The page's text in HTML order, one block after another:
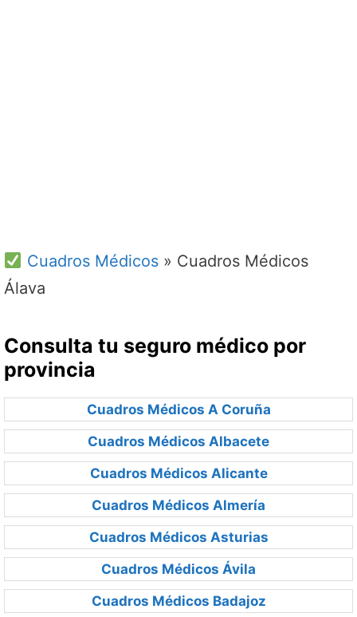
Cuadros Médicos» Cuadros Médicos
Álava
Consulta tu seguro médico por
provincia
Cuadros Médicos A Coruña
Cuadros Médicos Albacete
Cuadros Médicos Alicante
Cuadros Médicos Almería
Cuadros Médicos Asturias
Cuadros Médicos Ávila
Cuadros Médicos Badajoz